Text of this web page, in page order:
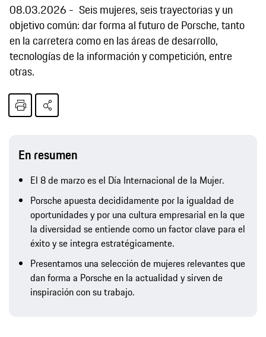
08.03.2026
Seis mujeres, seis trayectorias y un
objetivo común: dar forma al futuro de Porsche, tanto
en la carretera como en las áreas de desarrollo,
tecnologías de la información y competición, entre
otras.
En resumen
El 8 de marzo es el Día Internacional de la Mujer.
Porsche apuesta decididamente por la igualdad de
oportunidades y por una cultura empresarial en la que
la diversidad se entiende como un factor clave para el
éxito y se integra estratégicamente.
Presentamos una selección de mujeres relevantes que
dan forma a Porsche en la actualidad y sirven de
inspiración con su trabajo.